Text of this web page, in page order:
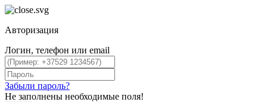
Авторизация
Логин, телефон или email
Забыли пароль?
Не заполнены необходимые поля!